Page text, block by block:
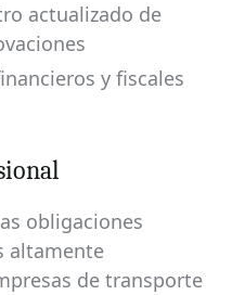
actualizado de
y fiscales
obligaciones
altamente
de transporte